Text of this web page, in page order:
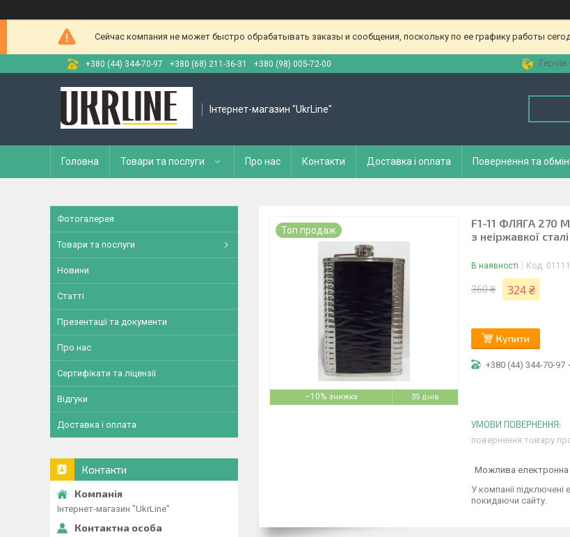
Сейчас компания не может быстро обрабатывать заказы и сообщения, поскольку по ее графику работы
+380 (44) 344-70-97 +380 (68) 211-36-31 +380 (98) 005-72-00 Героїв
Інтернет-магазин "UkrLine"
Головна Товари та послуги Про нас Контакти Доставка і оплата Повернення та обмін
–10% 35 днів
Топ продаж
F1-11 ФЛЯГА 270
з неіржавкої сталі
В наявності Код: 01111
360 ₴ 324 ₴
Купити
+380 (44) 344-70-97
повернення товару
У компанії
покидаючи сайту.
Фотогалерея
Товари та послуги
Новини
Статті
Презентації та документи
Про нас
Сертифікати та ліцензії
Відгуки
Доставка і оплата
Контакти
Інтернет-магазин "UkrLine"